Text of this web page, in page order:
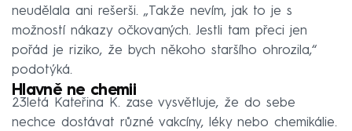
neudělala ani rešerši. „Takže nevím, jak to je s
možností nákazy očkovaných. Jestli tam přeci jen
pořád je riziko, že bych někoho staršího ohrozila,“
podotýká.
Hlavně ne chemii
23letá Kateřina K. zase vysvětluje, že do sebe
nechce dostávat různé vakcíny, léky nebo chemikálie.